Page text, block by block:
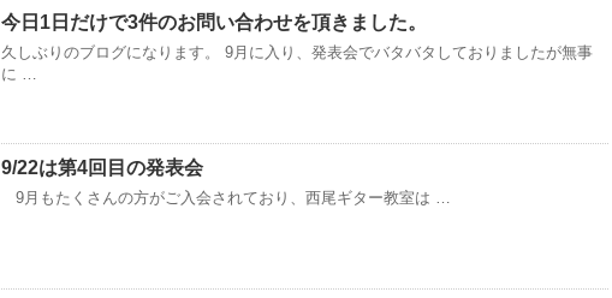
今日1日だけで3件のお問い合わせを頂きました。
久しぶりのブログになります。 9月に入り、発表会でバタバタしておりましたが無事
に …
9/22は第4回目の発表会
9月もたくさんの方がご入会されており、西尾ギター教室は …